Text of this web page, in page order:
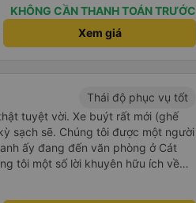
nên rất tốt. Không có WC trên xe
nhưng bạn sẽ nghỉ 30 phút hai lần ở
nghìn đồng để sử dụng phòng
đã đặt 2 ghế trên cùng ở phía sau
có thể cảm thấy xe buýt rung rất
trước những ghế này thoải mái
thể sử dụng chúng vì chúng trống.
trình rất tốt :)
KHÔNG CẦN THANH TOÁN TRƯỚC
Xem giá
Thái độ phục vụ tốt
tuyệt vời. Xe buýt rất mới (ghế
sạch sẽ. Chúng tôi được một người
ấy đang đến văn phòng ở Cát
tôi một số lời khuyên hữu ích về
Bà. Chúng tôi có một quãng nghỉ